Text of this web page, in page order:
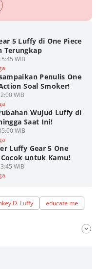
5 Luffy di One Piece
Terungkap
WIB
Penulis One
Soal Smoker!
WIB
Wujud Luffy di
Saat Ini!
WIB
Luffy Gear 5 One
Cocok untuk Kamu!
WIB
D. Luffy educate me